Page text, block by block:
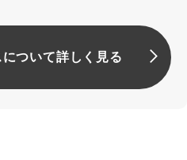
ついて詳しく見る